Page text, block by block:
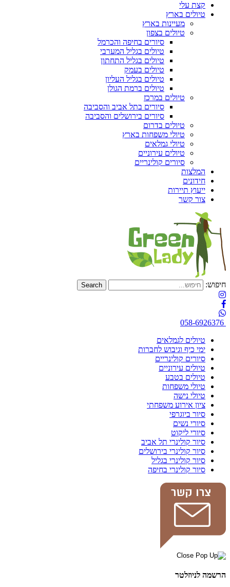
קצת עלי
טיולים בארץ
מעיינות בארץ
טיולים בצפון
סיורים בחיפה והכרמל
טיולים בגליל המערבי
טיולים בגליל התחתון
טיולים בעמק
טיולים בגליל העליון
טיולים ברמת הגולן
טיולים במרכז
סיורים בתל אביב והסביבה
סיורים בירושלים והסביבה
טיולים בדרום
טיולי משפחות בארץ
טיולי גמלאים
טיולים עירוניים
סיורים קולינריים
המלצות
חידונים
ייעוץ תיירות
צור קשר
חיפוש:
058-6926376
טיולים לגמלאים
ימי כיף וגיבוש לחברות
סיורים קולינריים
טיולים עירוניים
טיולים בטבע
טיולי משפחות
טיולי נישה
ציון אירוע משפחתי
סיור ביוגרפי
סיורי נשים
סיורי ליקוט
סיור קולינרי תל אביב
סיור קולינרי בירושלים
סיור קולינרי בגליל
סיור קולינרי בחיפה
הרשמה לניוזלטר